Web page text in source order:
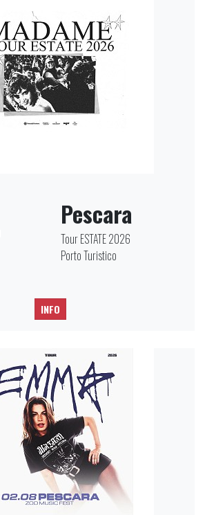
Pescara
Tour ESTATE 2026
Porto Turistico
INFO